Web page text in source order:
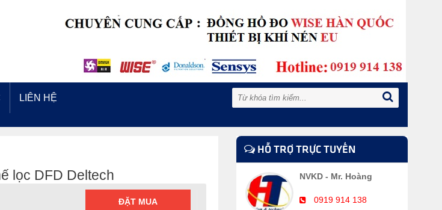
LIÊN HỆ
lọc DFD Deltech
ĐẶT MUA
HỖ TRỢ TRỰC TUYẾN
NVKD - Mr. Hoàng
0919 914 138